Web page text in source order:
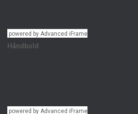
powered by Advanced iFrame
Håndbold
powered by Advanced iFrame